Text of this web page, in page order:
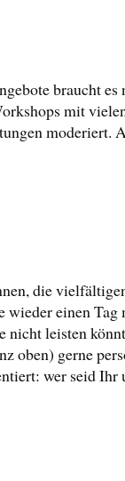
braucht
mit
die
wieder einen
leisten
oben) gerne
wer seid Ihr